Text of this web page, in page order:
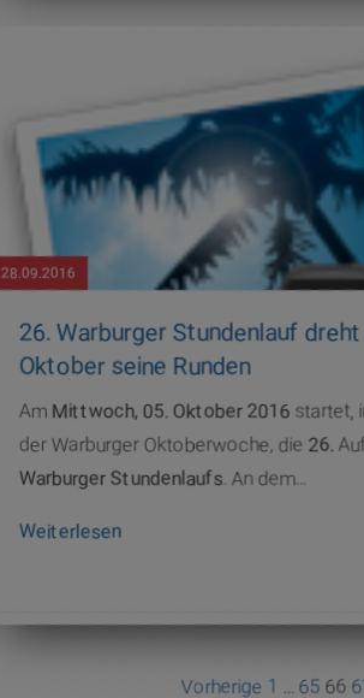
28.09.2016
26. Warburger Stundenlauf
Oktober seine Runden
Am Mittwoch, 05. Oktober 2016 startet,
der Warburger Oktoberwoche, die 26.
Warburger Stundenlaufs. An dem…
Weiterlesen
Vorherige 1 65 66